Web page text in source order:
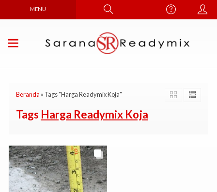
MENU
Beranda » Tags "Harga Readymix Koja"
Tags Harga Readymix Koja